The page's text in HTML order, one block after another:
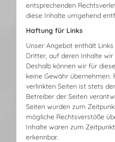
entsprechenden
diese Inhalte umgehend
Haftung für Links
Unser Angebot enthält
Dritter, auf deren Inhalte wir
Deshalb können wir für
keine Gewähr übernehmen.
verlinkten Seiten ist stets
Betreiber der Seiten
Seiten wurden zum
mögliche Rechtsverstöße
Inhalte waren zum
erkennbar.